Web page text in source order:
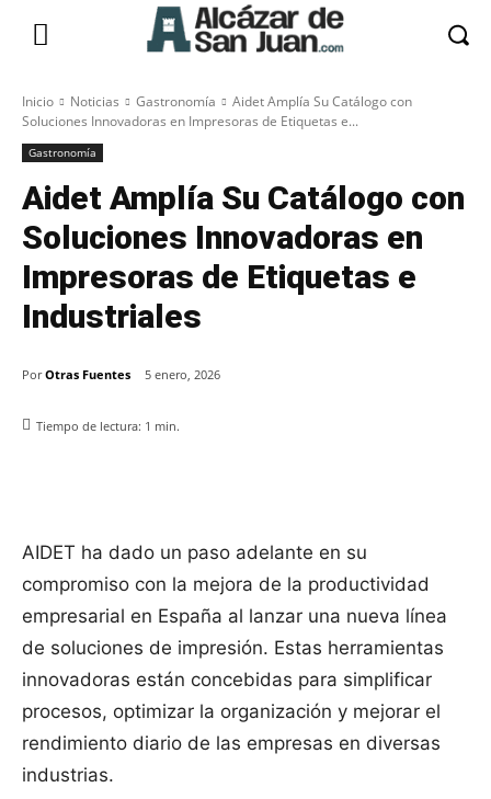
Inicio Noticias Gastronomía
Aidet Amplía Su Catálogo con
Soluciones Innovadoras en Impresoras de Etiquetas e...
Gastronomía
Aidet Amplía Su Catálogo con
Soluciones Innovadoras en
Impresoras de Etiquetas e
Industriales
Por Otras Fuentes 5 enero, 2026
Tiempo de lectura: 1 min.
AIDET ha dado un paso adelante en su
compromiso con la mejora de la productividad
empresarial en España al lanzar una nueva línea
de soluciones de impresión. Estas herramientas
innovadoras están concebidas para simplificar
procesos, optimizar la organización y mejorar el
rendimiento diario de las empresas en diversas
industrias.